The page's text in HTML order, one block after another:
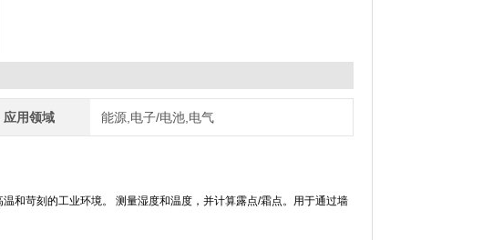
应用领域 能源,电子/电池,电气
和苛刻的工业环境。 测量湿度和温度，并计算露点/霜点。用于通过墙